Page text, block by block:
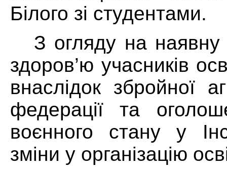
Білого зі студентами.
З огляду на наявну
здоров’ю учасників
внаслідок збройної
федерації та
воєнного стану у
зміни у організацію